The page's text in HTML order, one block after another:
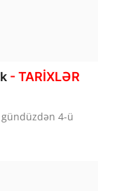
- TARİXLƏR
gündüzdən 4-ü